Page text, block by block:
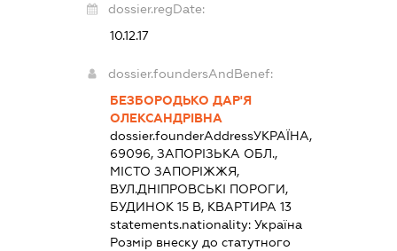
dossier.regDate:
10.12.17
dossier.foundersAndBenef:
БЕЗБОРОДЬКО ДАР'Я
ОЛЕКСАНДРІВНА
dossier.founderAddressУКРАЇНА,
69096, ЗАПОРІЗЬКА ОБЛ.,
МІСТО ЗАПОРІЖЖЯ,
ВУЛ.ДНІПРОВСЬКІ ПОРОГИ,
БУДИНОК 15 В, КВАРТИРА 13
statements.nationality:Україна
Розмір внеску до статутного